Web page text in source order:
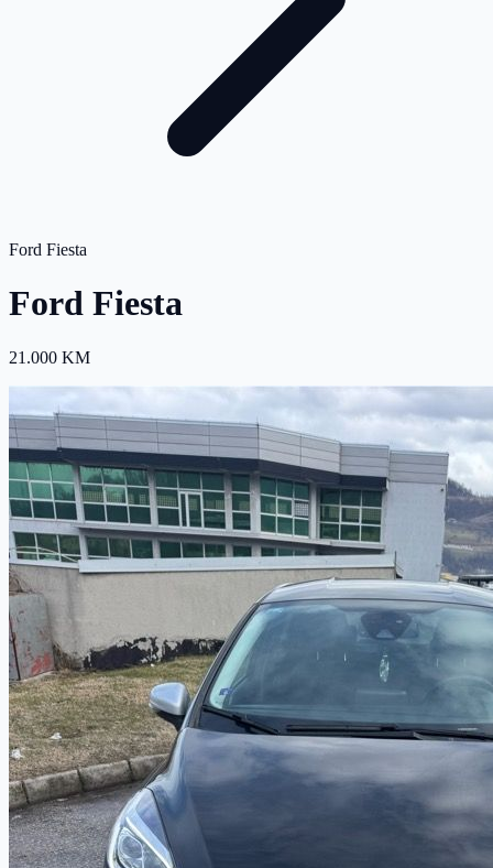
Ford Fiesta
Ford Fiesta
21.000 KM